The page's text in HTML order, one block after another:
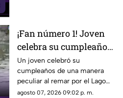
¡Fan número 1! Joven
celebra su cumpleaños
junto a una figura de
BTS (VIDEO)
Un joven celebró su
cumpleaños de una manera
peculiar al remar por el Lago
de Chapultepec junto a una
agosto 07, 2026 09:02 p. m.